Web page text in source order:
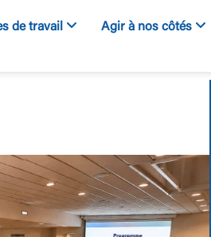
de travail Agir à nos côtés